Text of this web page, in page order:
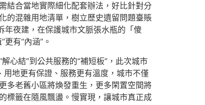
結合當地實際細化配套辦法，好比針對分
的混雜用地清單，樹立歷史遺留問題臺賬
年夜建，在保護城市文脈張水瓶的「傻
有“內涵”。
心結”到公共服務的“補短板”，此次城市
地更有保證、服務更有溫度，城市不僅
多老舊小區將煥發重生，更多閑置空間將
標籤在隨風飄盪。慢實現，讓城市真正成